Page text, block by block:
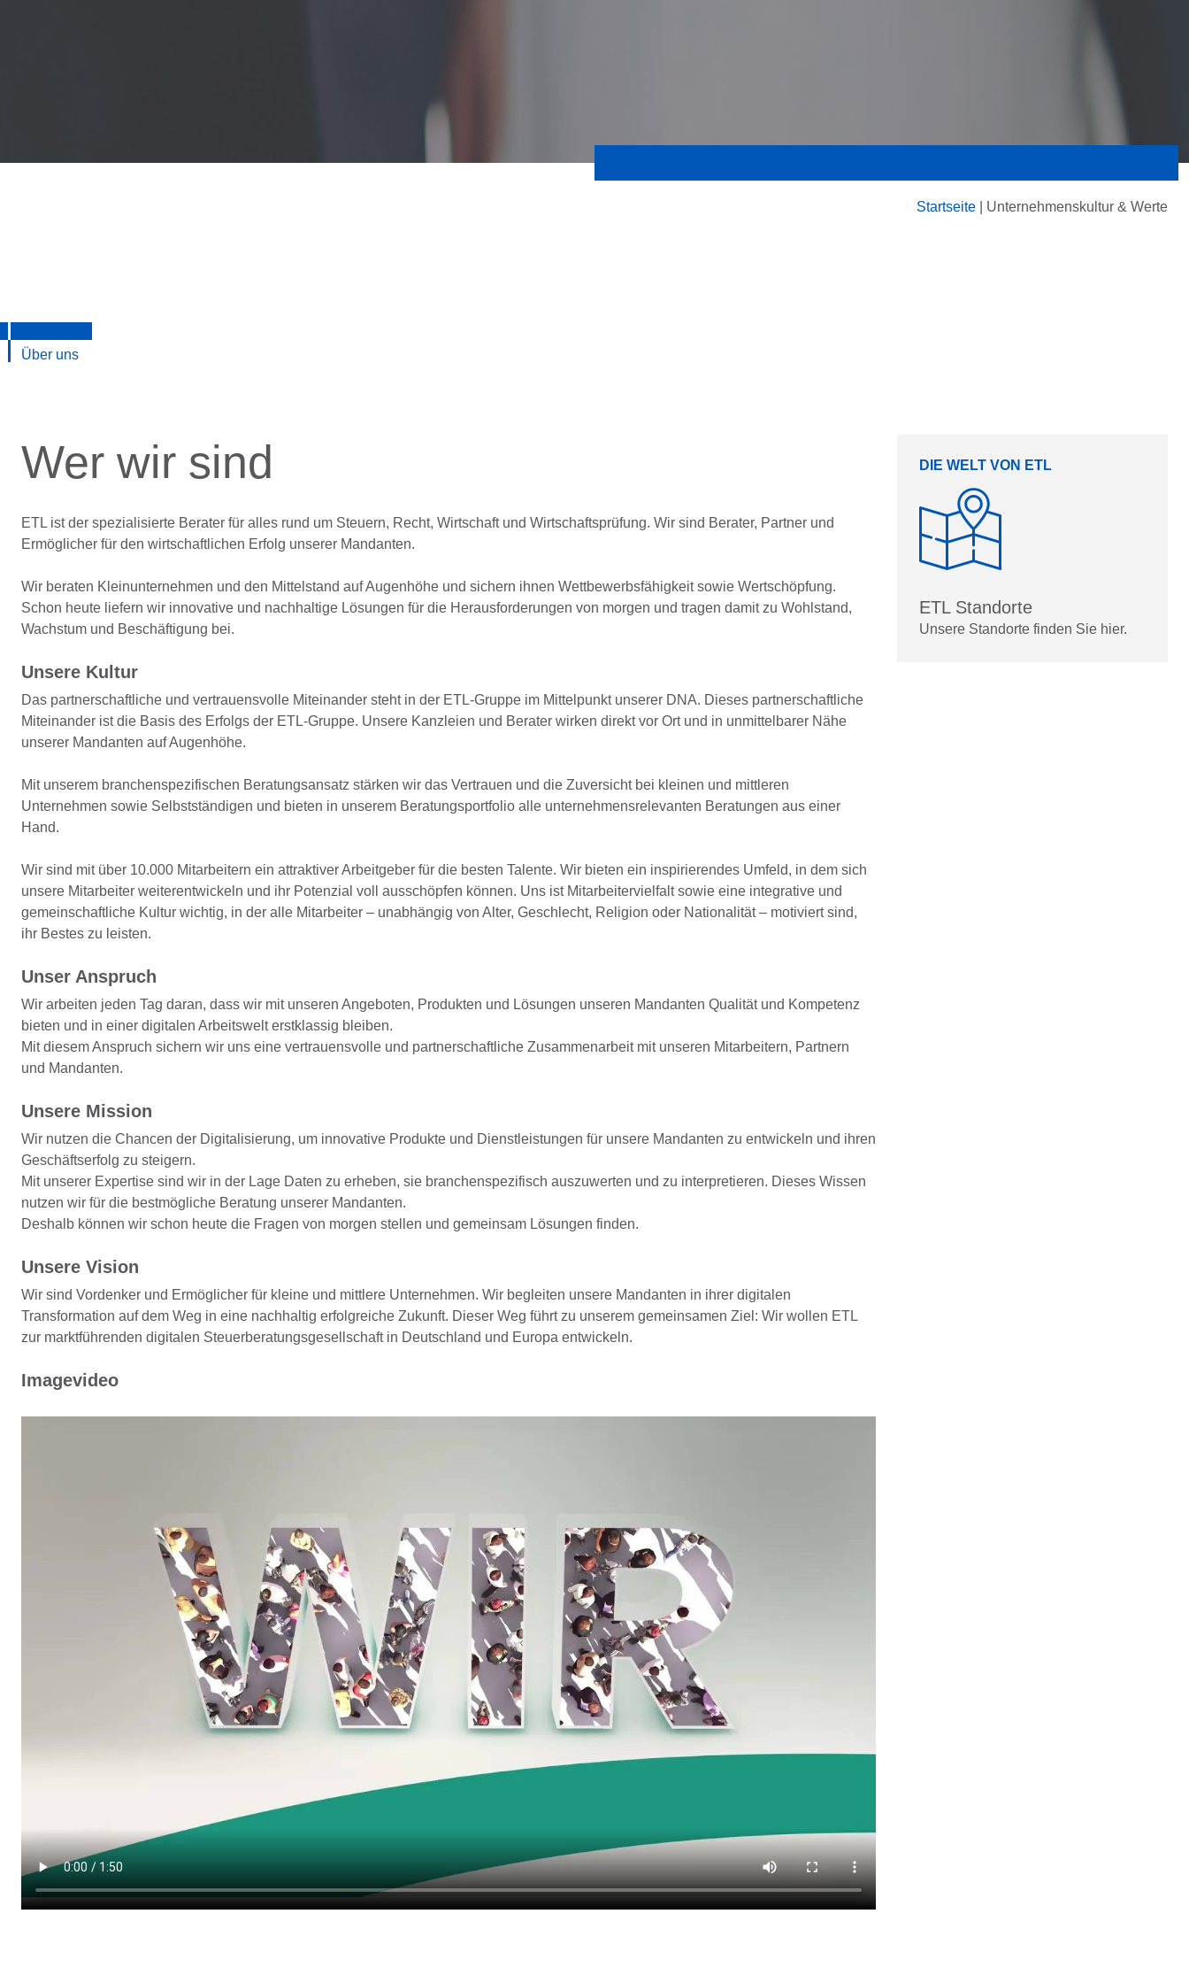
Startseite Unternehmenskultur & Werte
Über uns
Wer wir sind
ETL ist der spezialisierte Berater für alles rund um Steuern, Recht, Wirtschaft und Wirtschaftsprüfung. Wir sind Berater, Partner und
Ermöglicher für den wirtschaftlichen Erfolg unserer Mandanten.
Wir beraten Kleinunternehmen und den Mittelstand auf Augenhöhe und sichern ihnen Wettbewerbsfähigkeit sowie Wertschöpfung.
Schon heute liefern wir innovative und nachhaltige Lösungen für die Herausforderungen von morgen und tragen damit zu Wohlstand,
Wachstum und Beschäftigung bei.
Unsere Kultur
Das partnerschaftliche und vertrauensvolle Miteinander steht in der ETL-Gruppe im Mittelpunkt unserer DNA. Dieses partnerschaftliche
Miteinander ist die Basis des Erfolgs der ETL-Gruppe. Unsere Kanzleien und Berater wirken direkt vor Ort und in unmittelbarer Nähe
unserer Mandanten auf Augenhöhe.
Mit unserem branchenspezifischen Beratungsansatz stärken wir das Vertrauen und die Zuversicht bei kleinen und mittleren
Unternehmen sowie Selbstständigen und bieten in unserem Beratungsportfolio alle unternehmensrelevanten Beratungen aus einer
Hand.
Wir sind mit über 10.000 Mitarbeitern ein attraktiver Arbeitgeber für die besten Talente. Wir bieten ein inspirierendes Umfeld, in dem sich
unsere Mitarbeiter weiterentwickeln und ihr Potenzial voll ausschöpfen können. Uns ist Mitarbeitervielfalt sowie eine integrative und
gemeinschaftliche Kultur wichtig, in der alle Mitarbeiter – unabhängig von Alter, Geschlecht, Religion oder Nationalität – motiviert sind,
ihr Bestes zu leisten.
Unser Anspruch
Wir arbeiten jeden Tag daran, dass wir mit unseren Angeboten, Produkten und Lösungen unseren Mandanten Qualität und Kompetenz
bieten und in einer digitalen Arbeitswelt erstklassig bleiben.
Mit diesem Anspruch sichern wir uns eine vertrauensvolle und partnerschaftliche Zusammenarbeit mit unseren Mitarbeitern, Partnern
und Mandanten.
Unsere Mission
Wir nutzen die Chancen der Digitalisierung, um innovative Produkte und Dienstleistungen für unsere Mandanten zu entwickeln und ihren
Geschäftserfolg zu steigern.
Mit unserer Expertise sind wir in der Lage Daten zu erheben, sie branchenspezifisch auszuwerten und zu interpretieren. Dieses Wissen
nutzen wir für die bestmögliche Beratung unserer Mandanten.
Deshalb können wir schon heute die Fragen von morgen stellen und gemeinsam Lösungen finden.
Unsere Vision
Wir sind Vordenker und Ermöglicher für kleine und mittlere Unternehmen. Wir begleiten unsere Mandanten in ihrer digitalen
Transformation auf dem Weg in eine nachhaltig erfolgreiche Zukunft. Dieser Weg führt zu unserem gemeinsamen Ziel: Wir wollen ETL
zur marktführenden digitalen Steuerberatungsgesellschaft in Deutschland und Europa entwickeln.
Imagevideo
DIE WELT VON ETL
ETL Standorte
Unsere Standorte finden Sie hier.